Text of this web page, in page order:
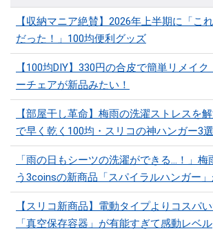
【収納マニア絶賛】2026年上半期に「こ
だった！」100均便利グッズ
【100均DIY】330円の合皮で簡単リメイ
ーチェアが新品みたい！
【部屋干し革命】梅雨の洗濯ストレスを
で早く乾く100均・スリコの神ハンガー3
「雨の日もシーツの洗濯ができる…！」
う3coinsの新商品「スパイラルハンガー
【スリコ新商品】電動タイプよりコスパ
「真空保存容器」が有能すぎて感動レベル